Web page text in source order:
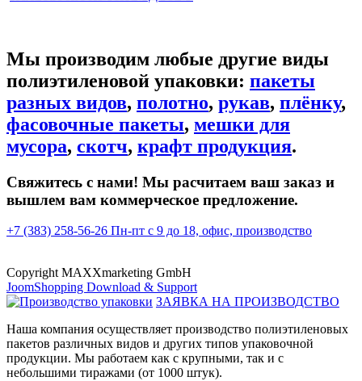
Мы производим любые другие виды
полиэтиленовой упаковки: пакеты
разных видов, полотно, рукав, плёнку,
фасовочные пакеты, мешки для
мусора, скотч, крафт продукция.
Свяжитесь с нами! Мы расчитаем ваш заказ и
вышлем вам коммерческое предложение.
+7 (383) 258-56-26 Пн-пт с 9 до 18, офис, производство
Copyright MAXXmarketing GmbH
JoomShopping Download & Support
ЗАЯВКА НА ПРОИЗВОДСТВО
Наша компания осуществляет производство полиэтиленовых
пакетов различных видов и других типов упаковочной
продукции. Мы работаем как с крупными, так и с
небольшими тиражами (от 1000 штук).